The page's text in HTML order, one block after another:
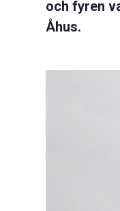
och fyren
Åhus.